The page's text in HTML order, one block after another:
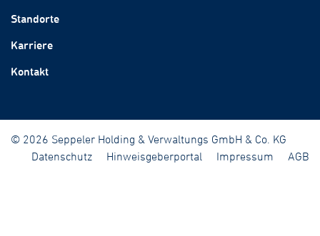
Standorte
Karriere
Kontakt
© 2026 Seppeler Holding & Verwaltungs GmbH & Co. KG
Datenschutz
Hinweisgeberportal Impressum AGB